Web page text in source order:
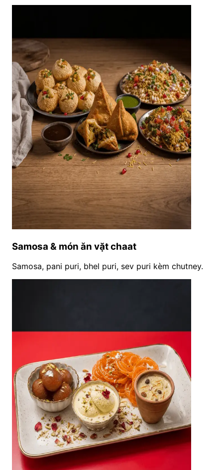
Samosa & món ăn vặt chaat
Samosa, pani puri, bhel puri, sev puri kèm chutney.